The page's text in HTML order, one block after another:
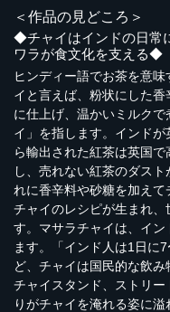
＜作品の見どころ＞
◆チャイはインドの日常
ワラが食文化を支える◆
ヒンディー語でお茶を意
イと言えば、粉状にした
に仕上げ、温かいミルク
イ」を指します。インド
ら輸出された紅茶は英国
し、売れない紅茶のダス
れに香辛料や砂糖を加え
チャイのレシピが生まれ
す。マサラチャイは、イ
ます。「インド人は1日に
ど、チャイは国民的な飲
チャイスタンド、ストリ
りがチャイを淹れる姿に